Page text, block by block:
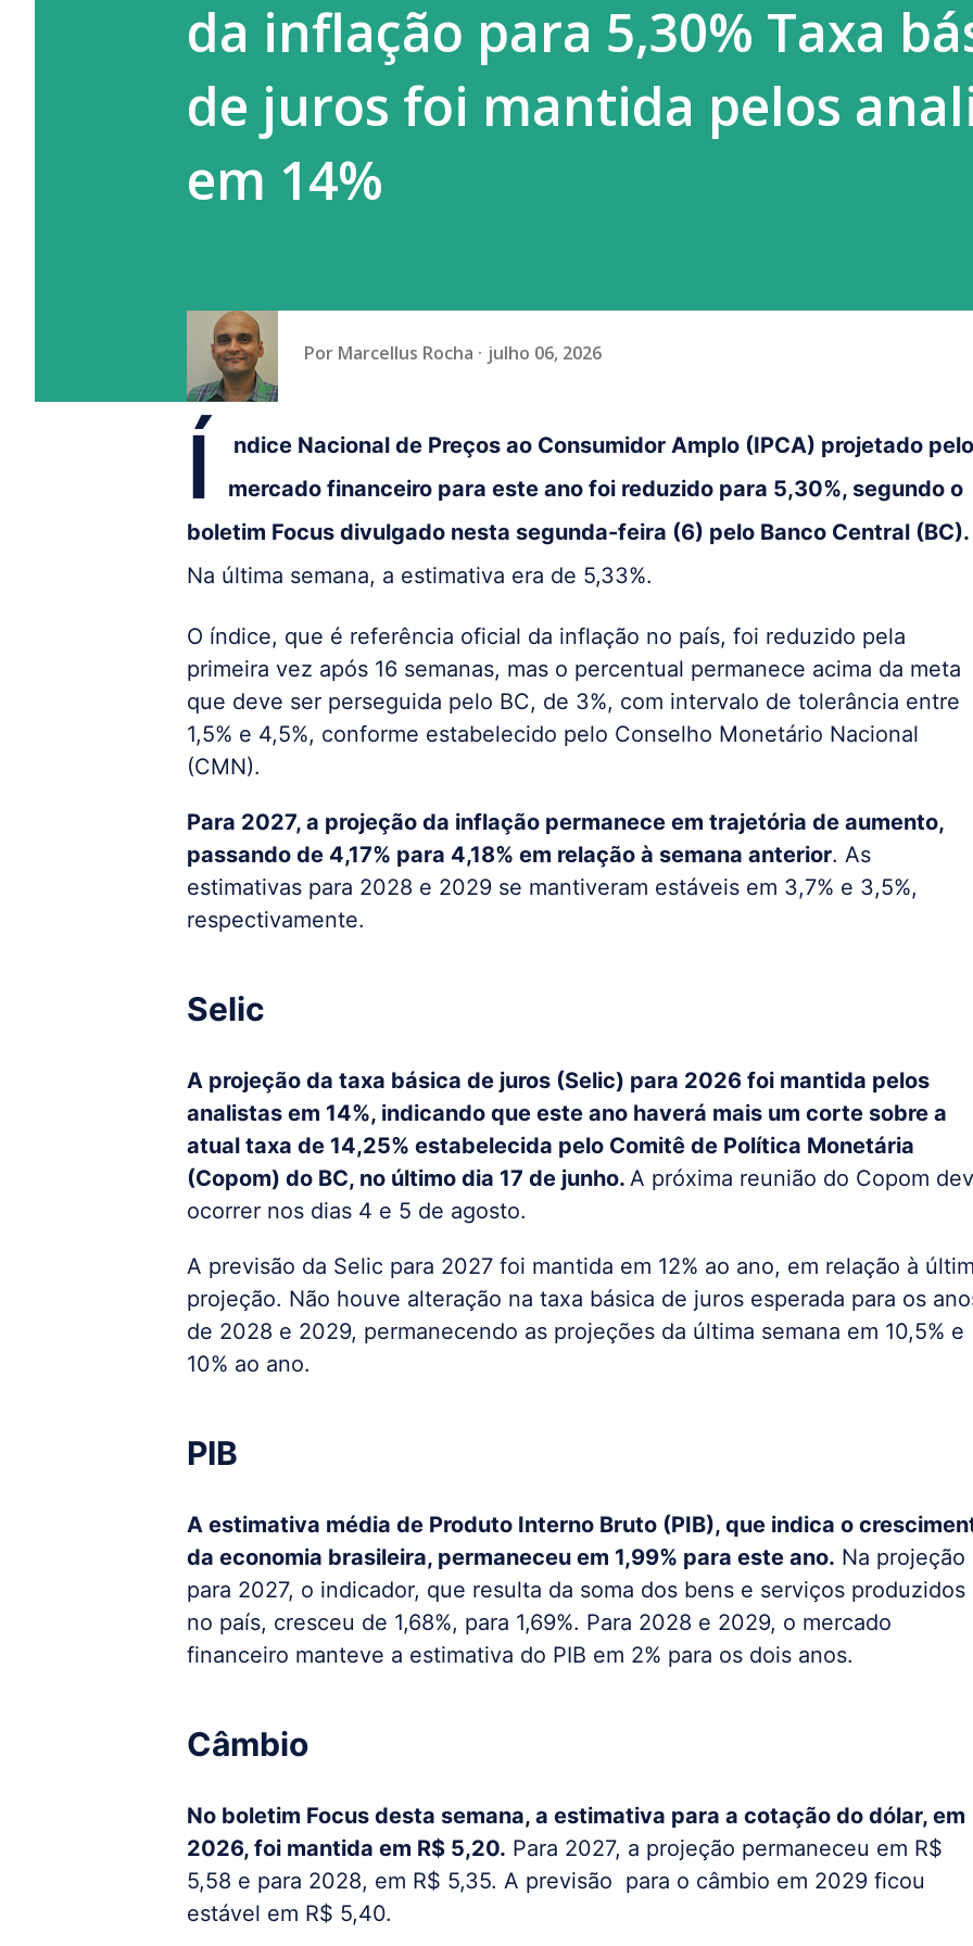
a prática do empregador que gera esse constrang...
da inflação para 5,30% Taxa
de juros foi mantida pelos
em 14%
Por Marcellus Rocha julho 06, 2026
Í
ndice Nacional de Preços ao Consumidor Amplo (IPCA) projetado pelo
mercado financeiro para este ano foi reduzido para 5,30%, segundo o
boletim Focus divulgado nesta segunda-feira (6) pelo Banco Central (BC).
Na última semana, a estimativa era de 5,33%.
O índice, que é referência oficial da inflação no país, foi reduzido pela
primeira vez após 16 semanas, mas o percentual permanece acima da meta
que deve ser perseguida pelo BC, de 3%, com intervalo de tolerância entre
1,5% e 4,5%, conforme estabelecido pelo Conselho Monetário Nacional
(CMN).
Para 2027, a projeção da inflação permanece em trajetória de aumento,
passando de 4,17% para 4,18% em relação à semana anterior. As
estimativas para 2028 e 2029 se mantiveram estáveis em 3,7% e 3,5%,
respectivamente.
Selic
A projeção da taxa básica de juros (Selic) para 2026 foi mantida pelos
analistas em 14%, indicando que este ano haverá mais um corte sobre a
atual taxa de 14,25% estabelecida pelo Comitê de Política Monetária
(Copom) do BC, no último dia 17 de junho. A próxima reunião do Copom
ocorrer nos dias 4 e 5 de agosto.
A previsão da Selic para 2027 foi mantida em 12% ao ano, em relação à
projeção. Não houve alteração na taxa básica de juros esperada para os
de 2028 e 2029, permanecendo as projeções da última semana em 10,5% e
10% ao ano.
PIB
A estimativa média de Produto Interno Bruto (PIB), que indica o
da economia brasileira, permaneceu em 1,99% para este ano. Na projeção
para 2027, o indicador, que resulta da soma dos bens e serviços produzidos
no país, cresceu de 1,68%, para 1,69%. Para 2028 e 2029, o mercado
financeiro manteve a estimativa do PIB em 2% para os dois anos.
Câmbio
No boletim Focus desta semana, a estimativa para a cotação do dólar, em
2026, foi mantida em R$ 5,20. Para 2027, a projeção permaneceu em R$
5,58 e para 2028, em R$ 5,35. A previsão para o câmbio em 2029 ficou
estável em R$ 5,40.